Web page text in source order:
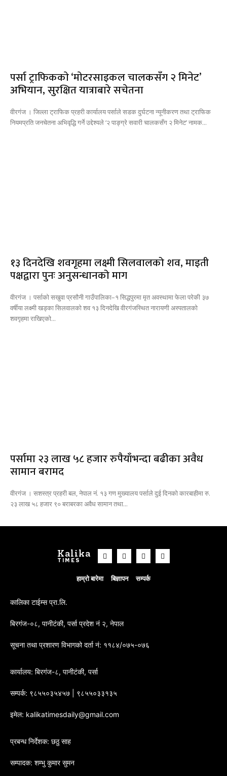
पर्सा ट्राफिककाे ‘माेटरसाइकल चालकसँग २ मिनेट’
अभियान, सुरक्षित यात्राबारे सचेतना
वीरगंज । जिल्ला ट्राफिक प्रहरी कार्यालय पर्साले सडक दुर्घटना न्यूनीकरण तथा ट्राफिक
नियमप्रति जनचेतना अभिवृद्धि गर्ने उद्देश्यले ‘२ पाङ्ग्रे सवारी चालकसँग २ मिनेट’ नामक...
१३ दिनदेखि शवगृहमा लक्ष्मी सिलवालको शव, माइती
पक्षद्वारा पुनः अनुसन्धानको माग
वीरगंज । पर्साको सखुवा प्रसौनी गाउँपालिका–१ सिद्धपुरमा मृत अवस्थामा फेला परेकी ३७
वर्षीया लक्ष्मी खड्का सिलवालको शव १३ दिनदेखि वीरगंजस्थित नारायणी अस्पतालको
शवगृहमा राखिएको...
पर्सामा २३ लाख ५८ हजार रुपैयाँभन्दा बढीका अवैध
सामान बरामद
वीरगंज । सशस्त्र प्रहरी बल, नेपाल नं. १३ गण मुख्यालय पर्साले दुई दिनको कारबाहीमा रु.
२३ लाख ५८ हजार ९० बराबरका अवैध सामान तथा...
Kalika
TIMES
हाम्रो बारेमा बिज्ञापन सम्पर्क
कालिका टाईम्स प्रा.लि.
बिरगंज-०८, पानीटंकी, पर्सा प्रदेश नं २, नेपाल
सूचना तथा प्रशारण विभागको दर्ता नं: ११८४/०७५-०७६
कार्यालय: बिरगंज-८, पानीटंकी, पर्सा
सम्पर्क: ९८५५०३५४५७ | ९८५५०३३१३५
इमेल: kalikatimesdaily@gmail.com
प्रबन्ध निर्देशक: छठु साह
सम्पादक: शम्भु कुमार सुमन